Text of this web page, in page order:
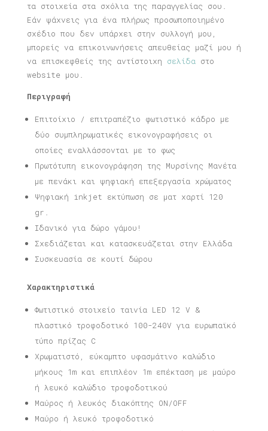
τα στοιχεία στα σχόλια της παραγγελίας σου.
Εάν ψάχνεις για ένα πλήρως προσωποποιημένο
σχέδιο που δεν υπάρχει στην συλλογή μου,
μπορείς να επικοινωνήσεις απευθείας μαζί μου ή
να επισκεφθείς της αντίστοιχη σελίδαστο
website μου.
Περιγραφή
Επιτοίχιο / επιτραπέζιο φωτιστικό κάδρο με
δύο συμπληρωματικές εικονογραφήσεις οι
οποίες εναλλάσσονται με το φως
Πρωτότυπη εικονογράφηση της Μυρσίνης Μανέτα
με πενάκι και ψηφιακή επεξεργασία χρώματος
Ψηφιακή inkjet εκτύπωση σε ματ χαρτί 120
gr.
Ιδανικό για δώρο γάμου!
Σχεδιάζεται και κατασκευάζεται στην Ελλάδα
Συσκευασία σε κουτί δώρου
Χαρακτηριστικά
Φωτιστικό στοιχείο ταινία LED 12 V &
πλαστικό τροφοδοτικό 100-240V για ευρωπαϊκό
τύπο πρίζας C
Χρωματιστό, εύκαμπτο υφασμάτινο καλώδιο
μήκους 1m και επιπλέον 1m επέκταση με μαύρο
ή λευκό καλώδιο τροφοδοτικού
Μαύρος ή λευκός διακόπτης ON/OFF
Μαύρο ή λευκό τροφοδοτικό